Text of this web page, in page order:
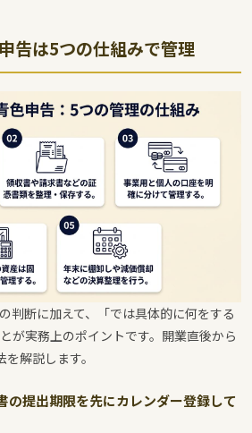
告は5つの仕組みで管理
判断に加えて、「では具体的に何をする
が実務上のポイントです。開業直後から
解説します。
の提出期限を先にカレンダー登録して